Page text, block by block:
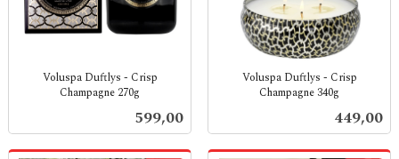
Voluspa Duftlys - Crisp
Champagne 270g
Pris
599,00
Voluspa Duftlys - Crisp
Champagne 340g
Pris
449,00